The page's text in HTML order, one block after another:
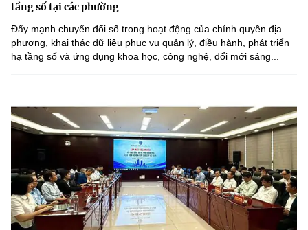
tầng số tại các phường
Đẩy mạnh chuyển đổi số trong hoạt động của chính quyền địa
phương, khai thác dữ liệu phục vụ quản lý, điều hành, phát triển
hạ tầng số và ứng dụng khoa học, công nghệ, đổi mới sáng...